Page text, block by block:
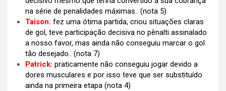
na série de penalidades máximas.. (nota 5)
Taison: fez uma ótima partida, criou situações claras
de gol, teve participação decisiva no pênalti assinalado
a nosso favor, mas ainda não conseguiu marcar o gol
tão desejado.. (nota 7)
Patrick: praticamente não conseguiu jogar devido a
dores musculares e por isso teve que ser substituído
ainda na primeira etapa (nota 4)